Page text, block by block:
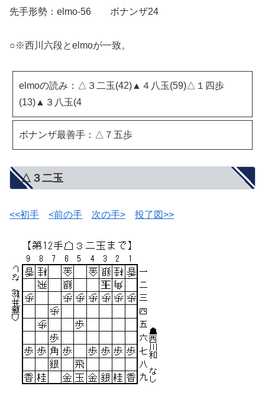
先手形勢：elmo-56 ボナンザ24
○※西川六段とelmoが一致。
elmoの読み：△３二玉(42)▲４八玉(59)△１四歩
(13)▲３八玉(4
ボナンザ最善手：△７五歩
△３二玉
<<初手 <前の手 次の手> 投了図>>